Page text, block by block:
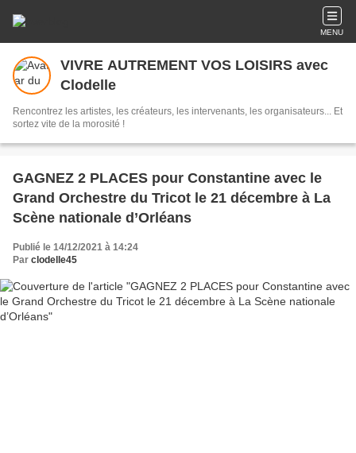
MENU
VIVRE AUTREMENT VOS LOISIRS avec
Clodelle
Rencontrez les artistes, les créateurs, les intervenants, les organisateurs... Et
sortez vite de la morosité !
GAGNEZ 2 PLACES pour Constantine avec le
Grand Orchestre du Tricot le 21 décembre à La
Scène nationale d’Orléans
Publié le 14/12/2021 à 14:24
Par clodelle45